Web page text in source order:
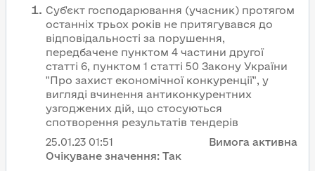
Суб'єкт господарювання (учасник) протягом
останніх трьох років не притягувався до
відповідальності за порушення,
передбачене пунктом 4 частини другої
статті 6, пунктом 1 статті 50 Закону України
"Про захист економічної конкуренції", у
вигляді вчинення антиконкурентних
узгоджених дій, що стосуються
спотворення результатів тендерів
25.01.23 01:51
Вимога активна
Очікуване значення: Так